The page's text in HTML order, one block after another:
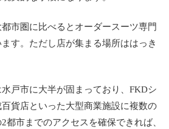
市圏に比べるとオーダースーツ専門
す。ただし店が集まる場所ははっき
戸市に大半が固まっており、FKDシ
貨店といった大型商業施設に複数の
都市までのアクセスを確保できれば、